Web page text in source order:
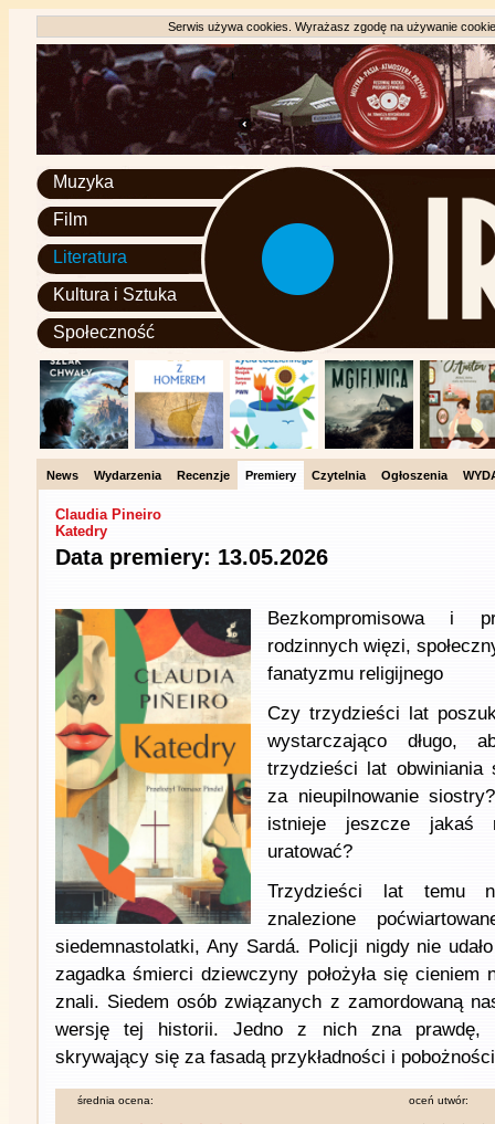
Serwis używa cookies. Wyrażasz zgodę na używanie
Muzyka
Film
Literatura
Kultura i Sztuka
Społeczność
News Wydarzenia Recenzje Premiery Czytelnia Ogłoszenia
Claudia Pineiro
Katedry
Data premiery: 13.05.2026
Bezkompromisowa i
rodzinnych więzi,
fanatyzmu religijnego
Czy trzydzieści lat
wystarczająco długo,
trzydzieści lat obwiniania
za nieupilnowanie
istnieje jeszcze jakaś
uratować?
Trzydzieści lat temu
znalezione
siedemnastolatki, Any Sardá. Policji nigdy nie
zagadka śmierci dziewczyny położyła się
znali. Siedem osób związanych z zamordowaną
wersję tej historii. Jedno z nich zna prawdę,
skrywający się za fasadą przykładności i
średnia ocena: oceń utwór: